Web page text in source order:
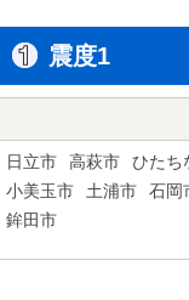
震度1
日立市 高萩市 ひたち
小美玉市
土浦市 石岡
鉾田市